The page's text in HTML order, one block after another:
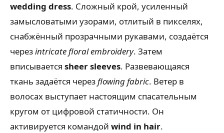
wedding dress. Сложный крой, усиленный
замысловатыми узорами, отлитый в пикселях,
снабжённый прозрачными рукавами, создаётся
черезintricate floral embroidery. Затем
вписывается sheer sleeves. Развевающаяся
ткань задаётся черезflowing fabric. Ветер в
волосах выступает настоящим спасательным
кругом от цифровой статичности. Он
активируется командой wind in hair.